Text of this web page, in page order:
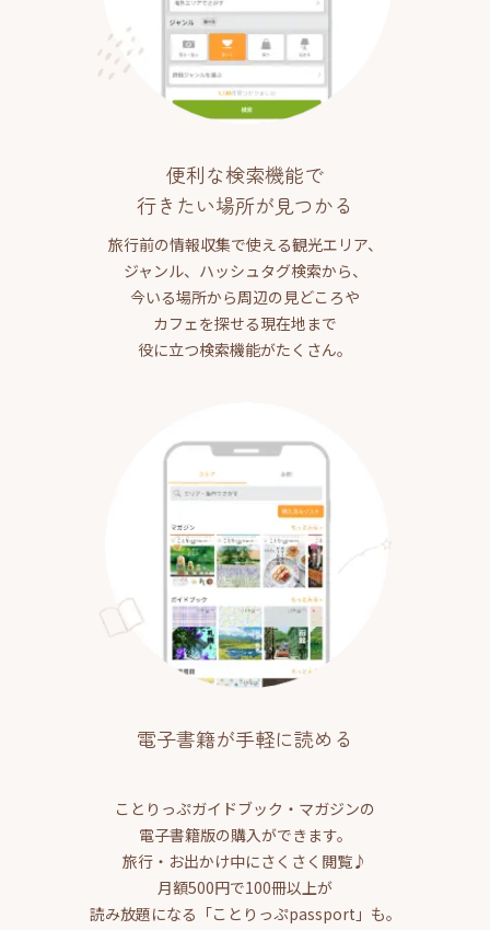
便利な検索機能で
行きたい場所が見つかる
旅行前の情報収集で使える観光エリア、
ジャンル、ハッシュタグ検索から、
今いる場所から周辺の見どころや
カフェを探せる現在地まで
役に立つ検索機能がたくさん。
電子書籍が手軽に読める
ことりっぷガイドブック・マガジンの
電子書籍版の購入ができます。
旅行・お出かけ中にさくさく閲覧♪
月額500円で100冊以上が
読み放題になる「ことりっぷpassport」も。